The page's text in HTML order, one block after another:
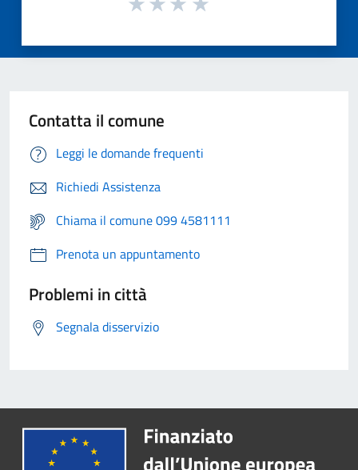
Contatta il comune
Leggi le domande frequenti
Richiedi Assistenza
Chiama il comune 099 4581111
Prenota un appuntamento
Problemi in città
Segnala disservizio